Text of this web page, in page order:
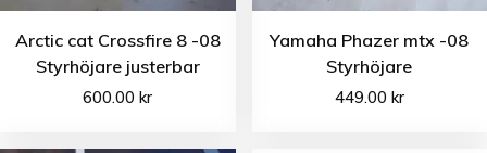
Arctic cat Crossfire 8 -08
Styrhöjare justerbar
600.00kr
Yamaha Phazer mtx -08
Styrhöjare
449.00 kr